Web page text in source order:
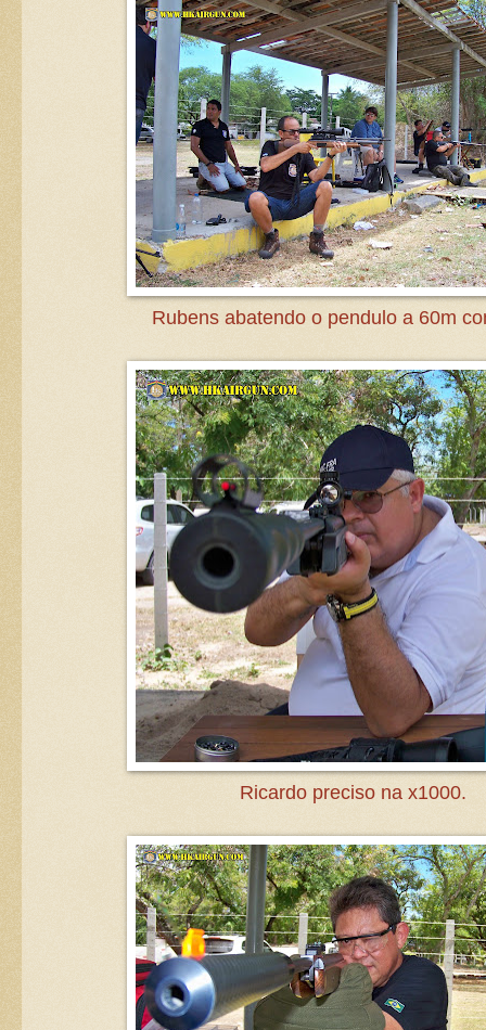
Rubens abatendo o pendulo a 60m
Ricardo preciso na x1000.